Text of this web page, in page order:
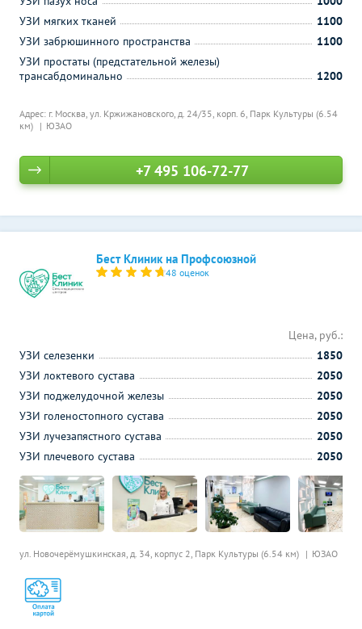
Адрес: г. Москва, ул. Кржижановского, д. 24/35, корп. 6, Парк Культуры (6.54
км)
ЮЗАО
УЗИ мягких тканей
1100
УЗИ забрюшинного пространства
1100
УЗИ простаты (предстательной железы)
трансабдоминально
1200
+7 495 106-72-77
Бест Клиник на Профсоюзной
48 оценок
ул. Новочерёмушкинская, д. 34, корпус 2, Парк Культуры (6.54 км) ЮЗАО
Цена, руб.:
УЗИ селезенки
1850
УЗИ локтевого сустава
2050
УЗИ поджелудочной железы
2050
УЗИ голеностопного сустава
2050
УЗИ лучезапястного сустава
2050
УЗИ плечевого сустава
2050